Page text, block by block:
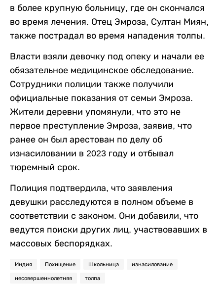
в более крупную больницу, где он скончался
во время лечения. Отец Эмроза, Султан Миян,
также пострадал во время нападения толпы.
Власти взяли девочку под опеку и начали ее
обязательное медицинское обследование.
Сотрудники полиции также получили
официальные показания от семьи Эмроза.
Жители деревни упомянули, что это не
первое преступление Эмроза, заявив, что
ранее он был арестован по делу об
изнасиловании в 2023 году и отбывал
тюремный срок.
Полиция подтвердила, что заявления
девушки расследуются в полном объеме в
соответствии с законом. Они добавили, что
ведутся поиски других лиц, участвовавших в
массовых беспорядках.
Индия Похищение Школьница изнасилование
несовершеннолетняя толпа